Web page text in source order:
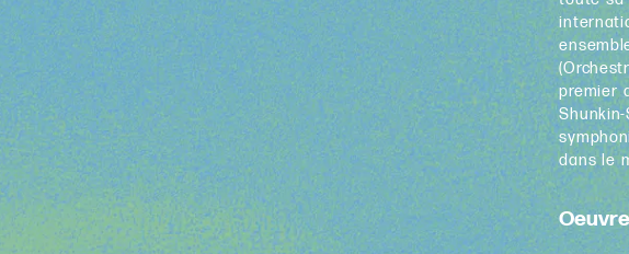
premier
dans le